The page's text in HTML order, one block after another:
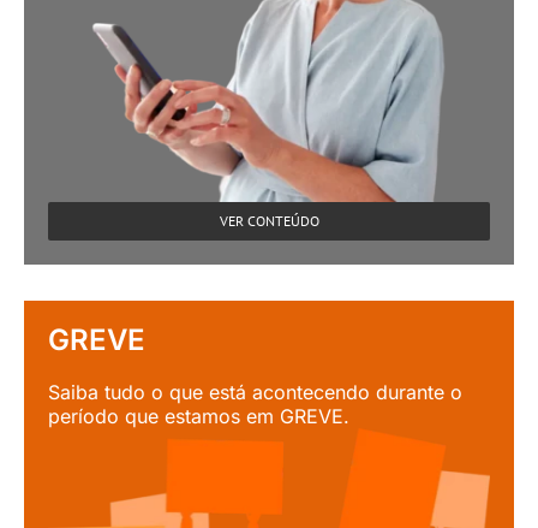
VER CONTEÚDO
GREVE
Saiba tudo o que está acontecendo durante o
período que estamos em GREVE.